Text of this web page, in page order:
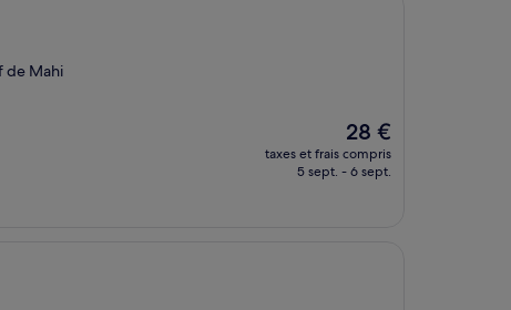
de Mahi
Le
nouveau
prix
28 €
taxes et frais compris
5 sept. - 6 sept.